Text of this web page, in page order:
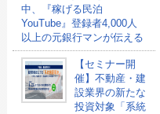
中、『稼げる民泊
YouTube』登録者4,000人
以上の元銀行マンが伝える
【セミナー開
催】不動産・建
設業界の新たな
投資対象「系統